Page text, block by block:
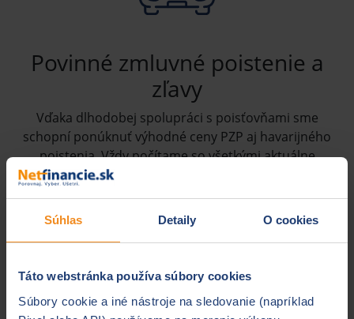
Súhlas Detaily O cookies
Táto webstránka používa súbory cookies
Súbory cookie a iné nástroje na sledovanie (napríklad
Povinné zmluvné poistenie a
zľavy
Vďaka dlhodobej spolupráci s poisťovňami sme
schopní ponúknuť výhodné ceny PZP aj havarijného
poistenia. Vždy počítame so všetkými aktuálne
dostupnými zľavami, bonusmi a výhodami.